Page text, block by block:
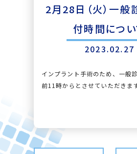
2月28日（火）一般
付時間につい
2023.02.27
インプラント手術のため、一般
前11時からとさせていただきます